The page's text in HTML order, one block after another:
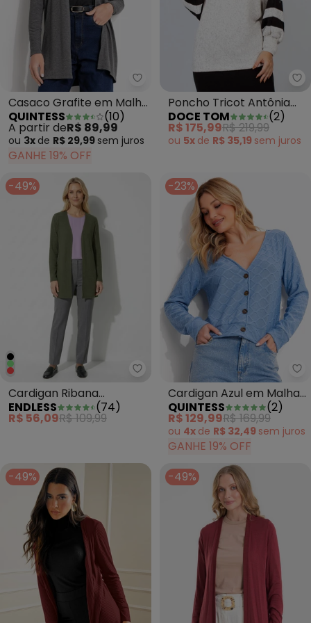
Quintess - Casaco Grafite em
Casaco Grafite em Malha
de Viscose
QUINTESS (10)
A partir deR$ 89,99
ou 3x de R$ 29,99 sem juros
GANHE 19% OFF
Poncho Tricot Antônia
Natural
DOCE TOM (2)
R$ 175,99R$ 219,99
ou 5x de R$ 35,19 sem juros
-49%
Endless - Cardigan Ribana
Cardigan Ribana
Canelada Básico Verde
ENDLESS (74)
R$ 56,09R$ 109,99
-23%
Cardigan Azul em Malha
Tricô
QUINTESS (2)
R$ 129,99R$ 169,99
ou 4x de R$ 32,49 sem juros
GANHE 19% OFF
-49%
-49%